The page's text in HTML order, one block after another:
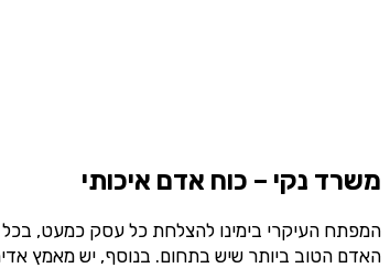
משרד נקי – כוח אדם איכותי
המפתח העיקרי בימינו להצלחת כל עסק כמעט, בכל
האדם הטוב ביותר שיש בתחום. בנוסף, יש מאמץ